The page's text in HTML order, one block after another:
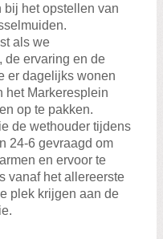
het opstellen van
als we
de ervaring en de
er dagelijks wonen
het Markeresplein
op te pakken.
de wethouder tijdens
24-6 gevraagd om
en ervoor te
vanaf het allereerste
plek krijgen aan de